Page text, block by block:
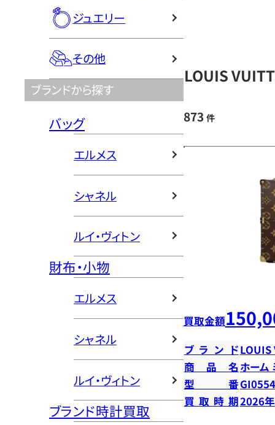
ジュエリー
その他
ブランドから探す
バッグ
エルメス
シャネル
ルイ・ヴィトン
財布・小物
エルメス
シャネル
ルイ・ヴィトン
ブランド時計買取
LOUIS
873 件
買取金額
ブランドLOUIS
商品名 ホーム
型番GI0554
買取時期2026